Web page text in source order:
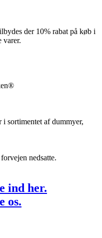
der 10% rabat på køb i
varer.
sortimentet af dummyer,
nedsatte.
ind her.
os.